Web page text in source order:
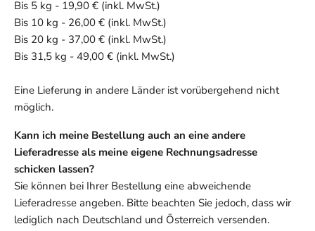
Bis 5 kg - 19,90 € (inkl. MwSt.)
Bis 10 kg - 26,00 € (inkl. MwSt.)
Bis 20 kg - 37,00 € (inkl. MwSt.)
Bis 31,5 kg - 49,00 € (inkl. MwSt.)
Eine Lieferung in andere Länder ist vorübergehend nicht
möglich.
Kann ich meine Bestellung auch an eine andere
Lieferadresse als meine eigene Rechnungsadresse
schicken lassen?
Sie können bei Ihrer Bestellung eine abweichende
Lieferadresse angeben. Bitte beachten Sie jedoch, dass wir
lediglich nach Deutschland und Österreich versenden.